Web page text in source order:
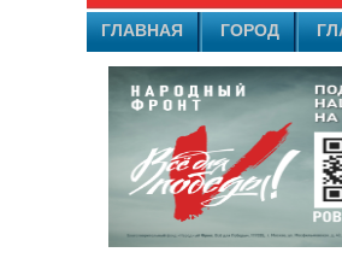
ГЛАВНАЯ ГОРОД